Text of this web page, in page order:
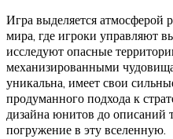
Игра выделяется атмосферой
мира, где игроки управляют
исследуют опасные
механизированными
уникальна, имеет свои
продуманного подхода к
дизайна юнитов до описаний
погружение в эту вселенную.